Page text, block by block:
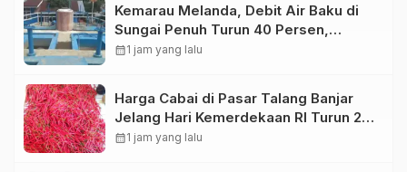
Kemarau Melanda, Debit Air Baku di
Sungai Penuh Turun 40 Persen,
Distribusi Pelanggan Dibatasi
calendar_month1 jam yang lalu
Harga Cabai di Pasar Talang Banjar
Jelang Hari Kemerdekaan RI Turun 20
Persen
calendar_month1 jam yang lalu